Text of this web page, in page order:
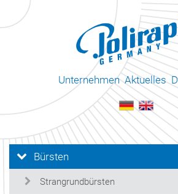
Unternehmen Aktuelles
Bürsten
Strangrundbürsten